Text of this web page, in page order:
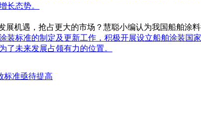
长态势。
机遇，抢占更大的市场？慧聪小编认为我国船舶涂
装标准的制定及更新工作，积极开展设立船舶涂装国
了未来发展占领有力的位置。
标准亟待提高